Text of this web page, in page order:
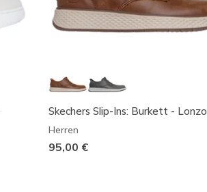
Skechers Slip-Ins: Burkett - Lonzo
Herren
95,00 €